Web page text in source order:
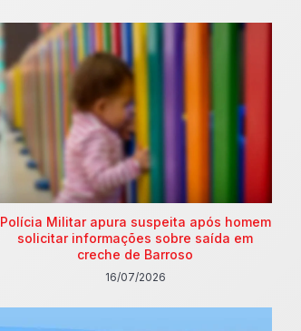
Polícia Militar apura suspeita após homem
solicitar informações sobre saída em
creche de Barroso
16/07/2026